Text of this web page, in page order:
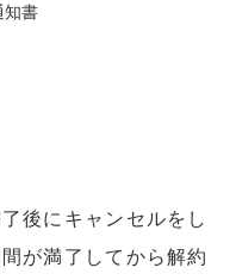
書
後にキャンセルをし
が満了してから解約